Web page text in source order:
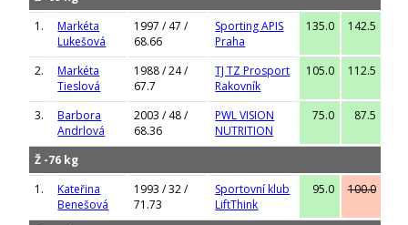
1.
Markéta
Lukešová
1997 / 47 /
68.66
Sporting APIS
Praha
135.0 142.5
2.
Markéta
Tieslová
1988 / 24 /
67.7
TJ TZ Prosport
Rakovník
105.0 112.5
3.
Barbora
Andrlová
2003 / 48 /
68.36
PWL VISION
NUTRITION
75.0 87.5
Ž -76 kg
1.
Kateřina
Benešová
1993 / 32 /
71.73
Sportovní klub
LiftThink
95.0 100.0